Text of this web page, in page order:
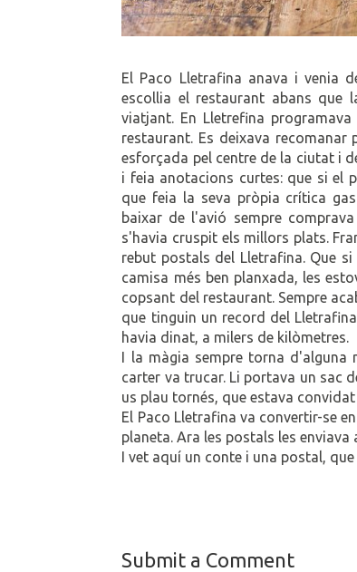
El Paco Lletrafina anava i venia
escollia el restaurant abans que
viatjant. En Lletrefina
restaurant. Es deixava
esforçada pel centre de la ciutat i
i feia anotacions curtes: que si el
que feia la seva pròpia crítica
baixar de l'avió sempre
s'havia cruspit els millors plats.
rebut postals del Lletrafina. Que
camisa més ben planxada, les
copsant del restaurant. Sempre
que tinguin un record del
havia dinat, a milers de kilòmetres.
I la màgia sempre torna d'alguna
carter va trucar. Li portava un sac
us plau tornés, que estava
El Paco Lletrafina va convertir-se
planeta. Ara les postals les
I vet aquí un conte i una postal,
Submit a Comment